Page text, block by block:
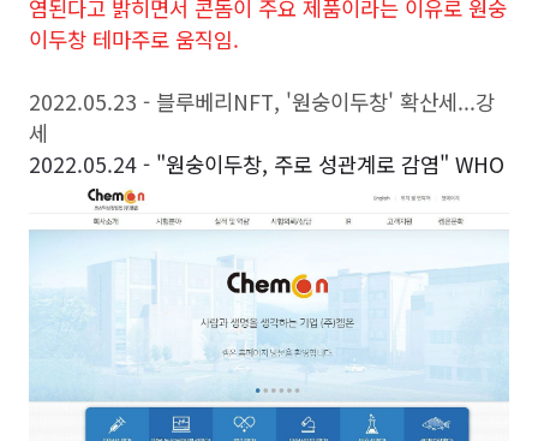
염된다고 밝히면서 콘돔이 주요 제품이라는 이유로 원숭
이두창 테마주로 움직임.
2022.05.23 - 블루베리NFT, '원숭이두창' 확산세...강
세
2022.05.24 - "원숭이두창, 주로 성관계로 감염" WHO